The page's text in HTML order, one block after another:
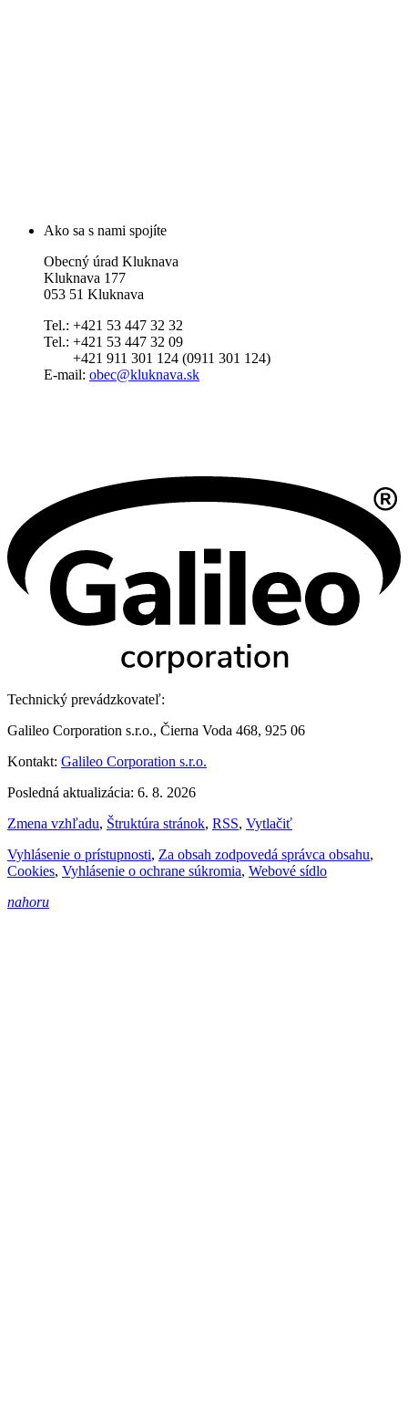
Ako sa s nami spojíte
Obecný úrad Kluknava
Kluknava 177
053 51 Kluknava
Tel.: +421 53 447 32 32
Tel.: +421 53 447 32 09
+421 911 301 124 (0911 301 124)
E-mail: obec@kluknava.sk
Technický prevádzkovateľ:
Galileo Corporation s.r.o., Čierna Voda 468, 925 06
Kontakt: Galileo Corporation s.r.o.
Posledná aktualizácia: 6. 8. 2026
Zmena vzhľadu, Štruktúra stránok, RSS, Vytlačiť
Vyhlásenie o prístupnosti, Za obsah zodpovedá správca obsahu,
Cookies, Vyhlásenie o ochrane súkromia, Webové sídlo
nahoru